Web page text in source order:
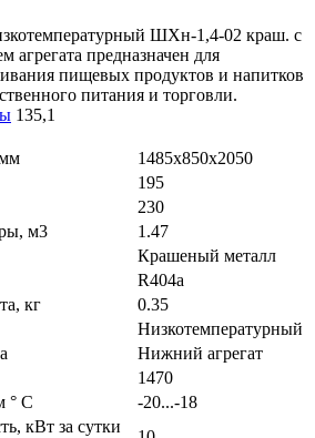
ШХн-1,4-02 краш. с
предназначен для
пищевых продуктов и напитков
питания и торговли.
135,1
1485х850х2050
195
230
м3
1.47
Крашеный металл
R404а
кг
0.35
Низкотемпературный
Нижний агрегат
1470
° С
-20...-18
кВт за сутки